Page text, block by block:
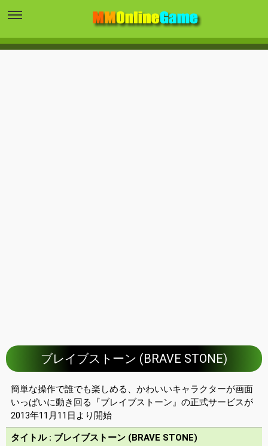
ブレイブストーン (BRAVE STONE)
簡単な操作で誰でも楽しめる、かわいいキャラクターが画面
いっぱいに動き回る『ブレイブストーン』の正式サービスが
2013年11月11日より開始
タイトル : ブレイブストーン (BRAVE STONE)